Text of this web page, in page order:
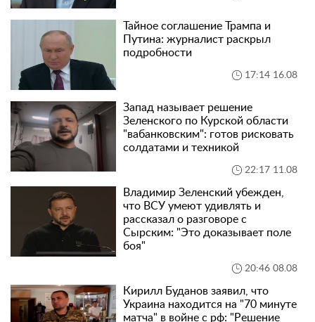
Тайное соглашение Трампа и
Путина: журналист раскрыл
подробности
17:14 16.08
Запад называет решение
Зеленского по Курской области
"вабанковским": готов рисковать
солдатами и техникой
22:17 11.08
Владимир Зеленский убежден,
что ВСУ умеют удивлять и
рассказал о разговоре с
Сырским: "Это доказывает поле
боя"
20:46 08.08
Кирилл Буданов заявил, что
Украина находится на "70 минуте
матча" в войне с рф: "Решение